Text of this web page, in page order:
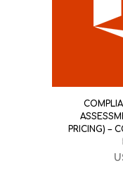
PRICING) –